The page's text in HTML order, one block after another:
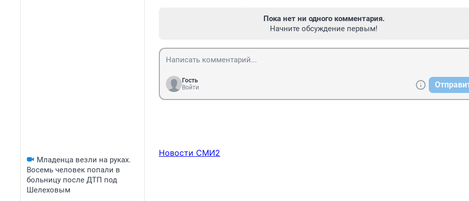
Младенца везли на руках.
Восемь человек попали в
больницу после ДТП под
Шелеховым
Пока нет ни одного комментария.
Начните обсуждение первым!
Гость
Войти
Новости СМИ2